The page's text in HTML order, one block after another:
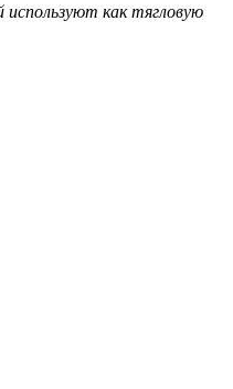
используют как тягловую